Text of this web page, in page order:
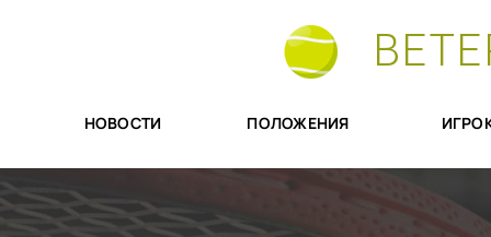
НОВОСТИ ПОЛОЖЕНИЯ